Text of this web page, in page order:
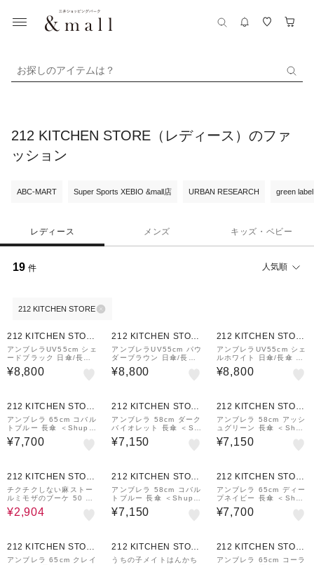
お探しのアイテムは？
212 KITCHEN STORE（レディース）のファ
ッション
ABC-MART Super Sports XEBIO &mall店 URBAN RESEARCH green
レディース メンズ キッズ・ベビー
19 件 人気順
212 KITCHEN STORE
212 KITCHEN STOR
E
アンブレラUV55cm シェ
ードブラック 日傘/長傘
＜Shupatto シュパット
＞
¥8,800
212 KITCHEN STOR
E
アンブレラUV55cm パウ
ダーブラウン 日傘/長傘
＜Shupatto シュパット
＞
¥8,800
212 KITCHEN STOR
E
アンブレラUV55cm シェ
ルホワイト 日傘/長傘 ＜
Shupatto シュパット＞
¥8,800
212 KITCHEN STOR
E
アンブレラ 65cm コバル
トブルー 長傘 ＜Shupat
to シュパット＞
¥7,700
212 KITCHEN STOR
E
アンブレラ 58cm ダーク
バイオレット 長傘 ＜Sh
upatto シュパット＞
¥7,150
212 KITCHEN STOR
E
アンブレラ 58cm アッシ
ュグリーン 長傘 ＜Shup
atto シュパット＞
¥7,150
212 KITCHEN STOR
E
チクチクしない麻ストー
ルミモザのブーケ 50 ブ
ルー
¥2,904
212 KITCHEN STOR
E
アンブレラ 58cm コバル
トブルー 長傘 ＜Shupat
to シュパット＞
¥7,150
212 KITCHEN STOR
E
アンブレラ 65cm ディー
プネイビー 長傘 ＜Shup
atto シュパット＞
¥7,700
212 KITCHEN STOR
E
アンブレラ 65cm クレイ
212 KITCHEN STOR
E
うちの子メイトはんかち
212 KITCHEN STOR
E
アンブレラ 65cm コーラ